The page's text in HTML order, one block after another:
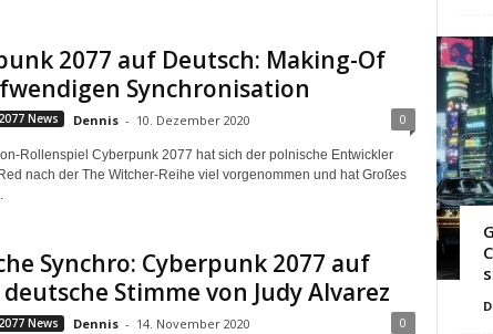
2077 auf Deutsch: Making-Of
Synchronisation
News Dennis - 10. Dezember 2020 0
Rollenspiel Cyberpunk 2077 hat sich der polnische Entwickler
nach der The Witcher-Reihe viel vorgenommen und hat Großes
Synchro: Cyberpunk 2077 auf
deutsche Stimme von Judy Alvarez
News Dennis - 14. November 2020 0